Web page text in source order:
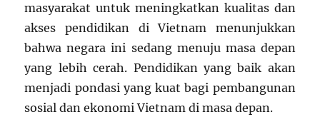
masyarakat untuk meningkatkan kualitas dan
akses pendidikan di Vietnam menunjukkan
bahwa negara ini sedang menuju masa depan
yang lebih cerah. Pendidikan yang baik akan
menjadi pondasi yang kuat bagi pembangunan
sosial dan ekonomi Vietnam di masa depan.